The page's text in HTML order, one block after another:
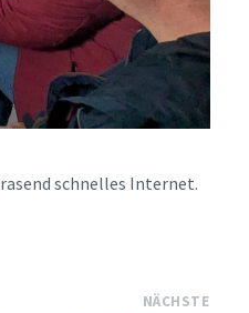
schnelles Internet.
NÄCHSTE